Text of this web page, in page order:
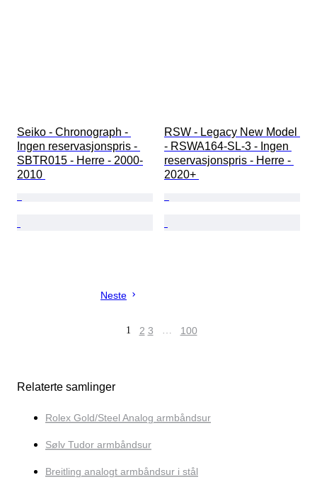
Seiko - Chronograph -
Ingen reservasjonspris -
SBTR015 - Herre - 2000-
2010
RSW - Legacy New Model
- RSWA164-SL-3 - Ingen
reservasjonspris - Herre -
2020+
Neste
1 2 3 … 100
Relaterte samlinger
Rolex Gold/Steel Analog armbåndsur
Sølv Tudor armbåndsur
Breitling analogt armbåndsur i stål